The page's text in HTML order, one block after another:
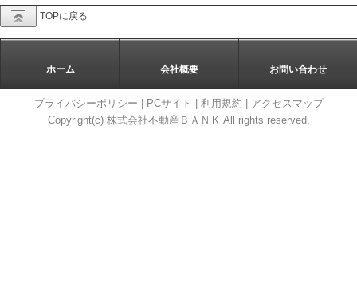
TOPに戻る
ホーム 会社概要 お問い合わせ
プライバシーポリシー PCサイト 利用規約
アクセスマップ
Copyright(c) 株式会社不動産ＢＡＮＫ All rights reserved.